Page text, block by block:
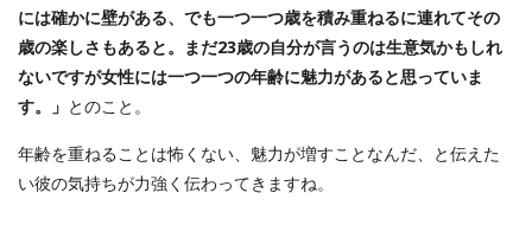
には確かに壁がある、でも一つ一つ歳を積み重ねるに連れてその
歳の楽しさもあると。まだ23歳の自分が言うのは生意気かもしれ
ないですが女性には一つ一つの年齢に魅力があると思っていま
す。」 とのこと。
年齢を重ねることは怖くない、魅力が増すことなんだ、と伝えた
い彼の気持ちが力強く伝わってきますね。